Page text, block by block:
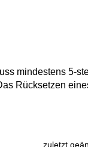
mindestens 5-
Rücksetzen
zuletzt